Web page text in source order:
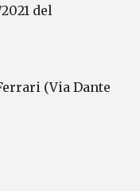
del
(Via Dante